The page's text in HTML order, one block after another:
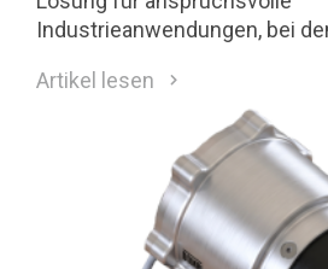
Industrieanwendungen, bei
Umwelteinflüsse einen
Artikel lesen